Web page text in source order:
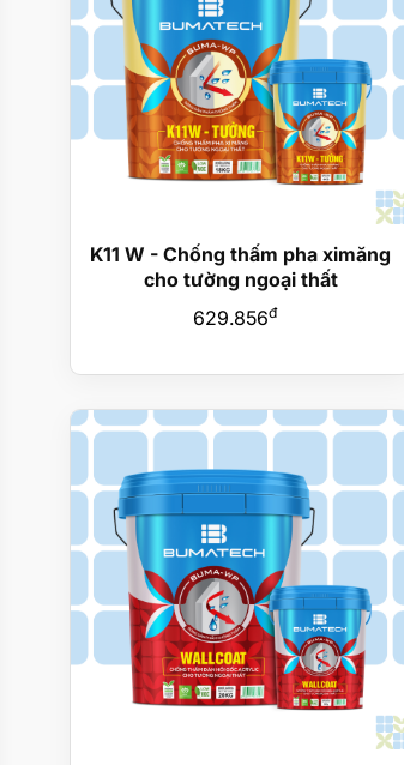
K11 W - Chống thấm pha ximăng
cho tường ngoại thất
629.856đ